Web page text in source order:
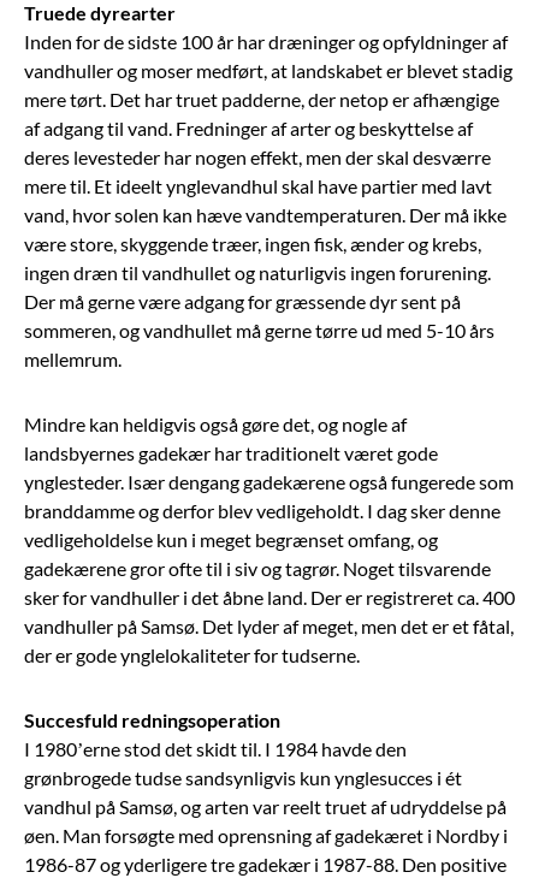
Truede dyrearter
Inden for de sidste 100 år har dræninger og opfyldninger af
vandhuller og moser medført, at landskabet er blevet stadig
mere tørt. Det har truet padderne, der netop er afhængige
af adgang til vand. Fredninger af arter og beskyttelse af
deres levesteder har nogen effekt, men der skal desværre
mere til. Et ideelt ynglevandhul skal have partier med lavt
vand, hvor solen kan hæve vandtemperaturen. Der må ikke
være store, skyggende træer, ingen fisk, ænder og krebs,
ingen dræn til vandhullet og naturligvis ingen forurening.
Der må gerne være adgang for græssende dyr sent på
sommeren, og vandhullet må gerne tørre ud med 5-10 års
mellemrum.
Mindre kan heldigvis også gøre det, og nogle af
landsbyernes gadekær har traditionelt været gode
ynglesteder. Især dengang gadekærene også fungerede som
branddamme og derfor blev vedligeholdt. I dag sker denne
vedligeholdelse kun i meget begrænset omfang, og
gadekærene gror ofte til i siv og tagrør. Noget tilsvarende
sker for vandhuller i det åbne land. Der er registreret ca. 400
vandhuller på Samsø. Det lyder af meget, men det er et fåtal,
der er gode ynglelokaliteter for tudserne.
Succesfuld redningsoperation
I 1980’erne stod det skidt til. I 1984 havde den
grønbrogede tudse sandsynligvis kun ynglesucces i ét
vandhul på Samsø, og arten var reelt truet af udryddelse på
øen. Man forsøgte med oprensning af gadekæret i Nordby i
1986-87 og yderligere tre gadekær i 1987-88. Den positive